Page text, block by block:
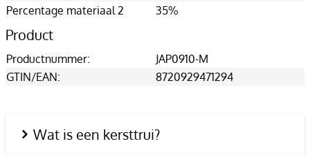
Percentage materiaal 2
35%
Product
Productnummer:
JAP0910-M
GTIN/EAN:
8720929471294
Wat is een kersttrui?